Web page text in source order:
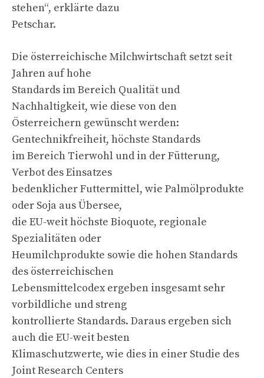
stehen“, erklärte dazu
Petschar.
Die österreichische Milchwirtschaft setzt seit
Jahren auf hohe
Standards im Bereich Qualität und
Nachhaltigkeit, wie diese von den
Österreichern gewünscht werden:
Gentechnikfreiheit, höchste Standards
im Bereich Tierwohl und in der Fütterung,
Verbot des Einsatzes
bedenklicher Futtermittel, wie Palmölprodukte
oder Soja aus Übersee,
die EU-weit höchste Bioquote, regionale
Spezialitäten oder
Heumilchprodukte sowie die hohen Standards
des österreichischen
Lebensmittelcodex ergeben insgesamt sehr
vorbildliche und streng
kontrollierte Standards. Daraus ergeben sich
auch die EU-weit besten
Klimaschutzwerte, wie dies in einer Studie des
Joint Research Centers